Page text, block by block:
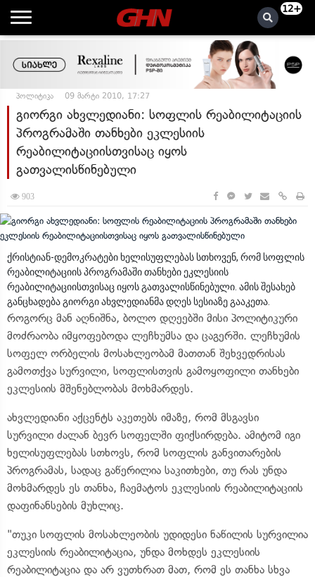
12+
პოლიტიკა 09 მარტი 2010, 17:27
გიორგი ახვლედიანი: სოფლის რეაბილიტაციის
პროგრამაში თანხები ეკლესიის
რეაბილიტაციისთვისაც იყოს
გათვალისწინებული
903
ქრისტიან-დემოკრატები ხელისუფლებას სთხოვენ, რომ სოფლის
რეაბილიტაციის პროგრამაში თანხები ეკლესიის
რეაბილიტაციისთვისაც იყოს გათვალისწინებული. ამის შესახებ
განცხადება გიორგი ახვლედიანმა დღეს სესიაზე გააკეთა.
როგორც მან აღნიშნა, ბოლო დღეებში მისი პოლიტიკური
მოძრაობა იმყოფებოდა ლეჩხუმსა და ცაგერში. ლეჩხუმის
სოფელ ორბელის მოსახლეობამ მათთან შეხვედრისას
გამოთქვა სურვილი, სოფლისთვის გამოყოფილი თანხები
ეკლესიის მშენებლობას მოხმარდეს.
ახვლედიანი აქცენტს აკეთებს იმაზე, რომ მსგავსი
სურვილი ძალან ბევრ სოფელში ფიქსირდება. ამიტომ იგი
ხელისუფლებას სთხოვს, რომ სოფლის განვითარების
პროგრამას, სადაც გაწერილია საკითხები, თუ რას უნდა
მოხმარდეს ეს თანხა, ჩაემატოს ეკლესიის რეაბილიტაციის
დაფინანსების მუხლიც.
"თუკი სოფლის მოსახლეობის უდიდესი ნაწილის სურვილია
ეკლესიის რეაბილიტაცია, უნდა მოხდეს ეკლესიის
რეაბილიტაცია და არ ვუთხრათ მათ, რომ ეს თანხა სხვა